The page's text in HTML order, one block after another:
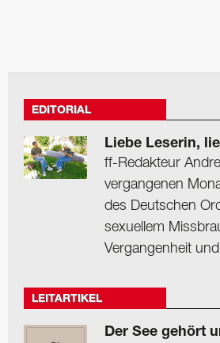
EDITORIAL
Liebe Leserin,
ff-Redakteur
vergangenen
des Deutschen
sexuellem
Vergangenheit
LEITARTIKEL
Der See gehört